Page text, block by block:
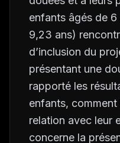
enfants âgés de 6
9,23 ans)
d’inclusion du
présentant une
rapporté les
enfants,
relation avec leur
concerne la